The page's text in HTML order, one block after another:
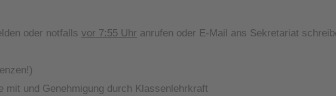
oder notfalls vor 7:55 Uhr anrufen oder E-Mail ans Sekretariat
und Genehmigung durch Klassenlehrkraft